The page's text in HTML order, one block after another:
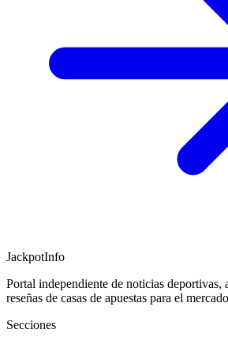
JackpotInfo
Portal independiente de noticias deportivas,
reseñas de casas de apuestas para el
Secciones